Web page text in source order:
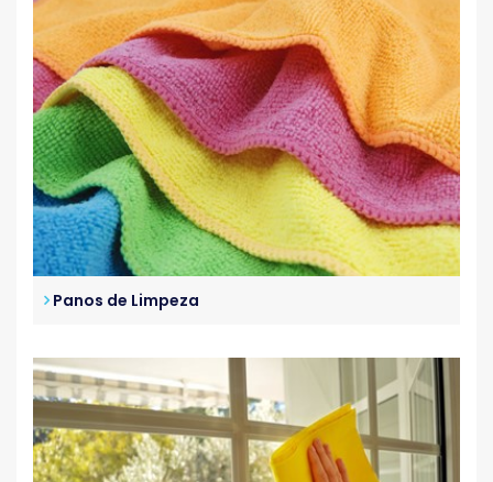
Panos de Limpeza